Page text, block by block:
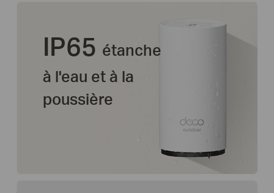
IP65 étanche
à l'eau et à la
poussière